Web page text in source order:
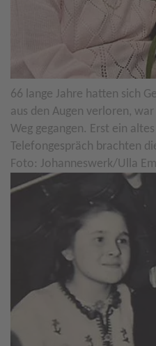
66 lange Jahre hatten sich
aus den Augen verloren,
Weg gegangen. Erst ein
Telefongespräch brachten
Foto: Johanneswerk/Ulla